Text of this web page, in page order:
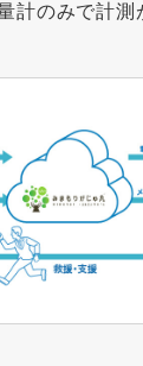
計のみで計測